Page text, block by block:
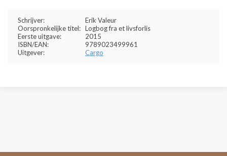
Schrijver:
Erik Valeur
Oorspronkelijke titel: Logbog fra et livsforlis
Eerste uitgave:
2015
ISBN/EAN:
9789023499961
Uitgever:
Cargo